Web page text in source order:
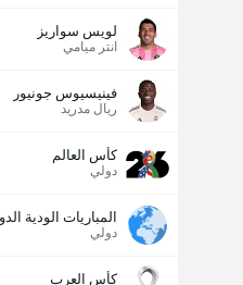
لويس سواريز
انتر ميامي
فينيسيوس جونيور
ريال مدريد
كأس العالم
دولي
المباريات الودية
دولي
كأس العرب